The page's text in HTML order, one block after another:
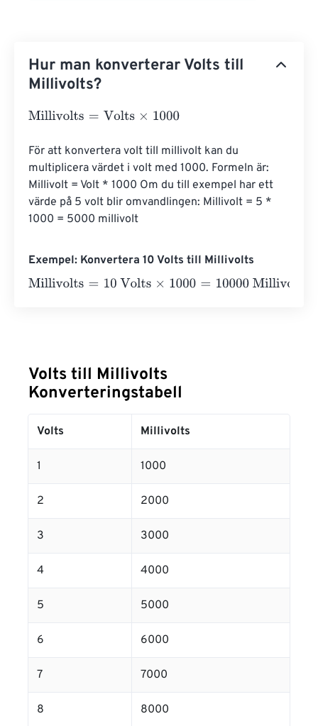
Hur man konverterar Volts till
Millivolts?
Millivolts=Volts×1000
För att konvertera volt till millivolt kan du
multiplicera värdet i volt med 1000. Formeln är:
Millivolt = Volt * 1000 Om du till exempel har ett
värde på 5 volt blir omvandlingen: Millivolt = 5 *
1000 = 5000 millivolt
Exempel: Konvertera 10 Volts till Millivolts
Millivolts=10 Volts ×1000 =10000 Millivolts
Volts till Millivolts
Konverteringstabell
Volts Millivolts
1 1000
2 2000
3 3000
4 4000
5 5000
6 6000
7 7000
8 8000